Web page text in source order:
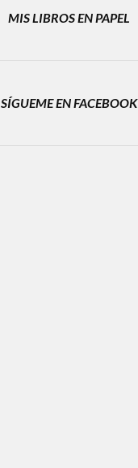
MIS LIBROS EN PAPEL
SÍGUEME EN FACEBOOK